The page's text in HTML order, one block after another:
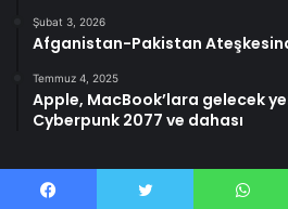
Şubat 3, 2026
Afganistan-Pakistan
Temmuz 4, 2025
Apple, MacBook’lara gelecek
Cyberpunk 2077 ve dahası